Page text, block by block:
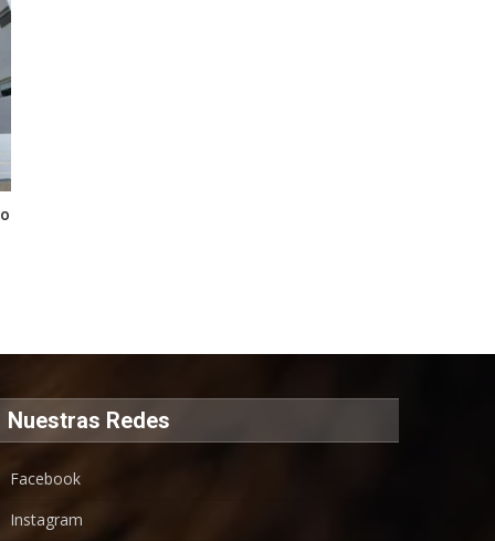
Nuestras Redes
Facebook
Instagram